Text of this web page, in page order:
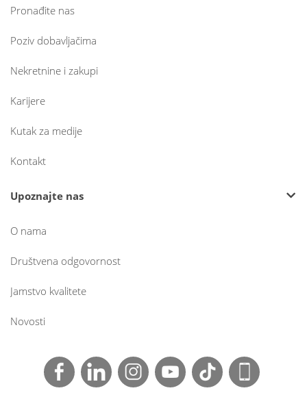
Pronađite nas
Poziv dobavljačima
Nekretnine i zakupi
Karijere
Kutak za medije
Kontakt
Upoznajte nas
O nama
Društvena odgovornost
Jamstvo kvalitete
Novosti